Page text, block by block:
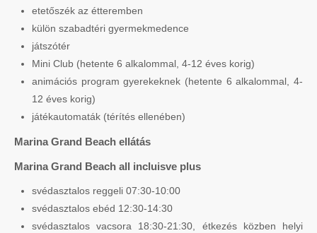
etetőszék az étteremben
külön szabadtéri gyermekmedence
játszótér
Mini Club (hetente 6 alkalommal, 4-12 éves korig)
animációs program gyerekeknek (hetente 6 alkalommal, 4-
12 éves korig)
játékautomaták (térítés ellenében)
Marina Grand Beach ellátás
Marina Grand Beach all incluisve plus
svédasztalos reggeli 07:30-10:00
svédasztalos ebéd 12:30-14:30
svédasztalos vacsora 18:30-21:30, étkezés közben helyi